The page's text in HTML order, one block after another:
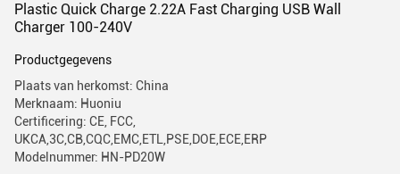
Plastic Quick Charge 2.22A Fast Charging USB Wall
Charger 100-240V
Productgegevens
Plaats van herkomst: China
Merknaam: Huoniu
Certificering: CE, FCC,
UKCA,3C,CB,CQC,EMC,ETL,PSE,DOE,ECE,ERP
Modelnummer: HN-PD20W